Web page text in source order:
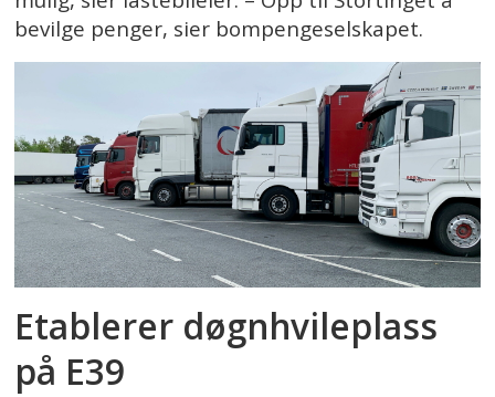
bevilge penger, sier bompengeselskapet.
Etablerer døgnhvileplass
på E39